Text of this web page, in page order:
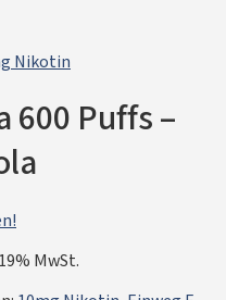
Nikotin
600 Puffs –
MwSt.